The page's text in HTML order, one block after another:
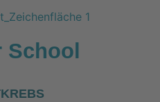
School